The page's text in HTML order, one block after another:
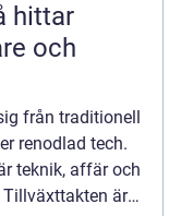
och
från traditionell
renodlad tech.
teknik, affär och
är